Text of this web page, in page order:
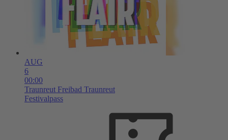
AUG
6
00:00
Traunreut Freibad Traunreut
Festivalpass